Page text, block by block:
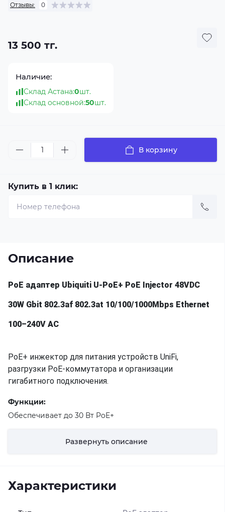
Отзывы: 0
13 500 тг.
Наличие:
Склад Астана:0шт.
Склад основной:50шт.
В корзину
Купить в 1 клик:
Описание
PoE адаптер Ubiquiti U-PoE+ PoE Injector 48VDC
30W Gbit 802.3af 802.3at 10/100/1000Mbps Ethernet
100–240V AC
PoE+ инжектор для питания устройств UniFi,
разгрузки PoE-коммутатора и организации
гигабитного подключения.
Функции:
Обеспечивает до 30 Вт PoE+
Защита от перенапряжения, пикового импульса и
Динамический светодиодный индикатор,
Развернуть описание
Характеристики